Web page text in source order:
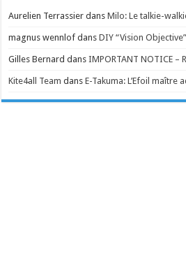
Aurelien Terrassier dansMilo: Le talkie-
magnus wennlof dansDIY “Vision
Gilles Bernard dansIMPORTANT NOTICE –
Kite4all Team dansE-Takuma: L’Efoil maître